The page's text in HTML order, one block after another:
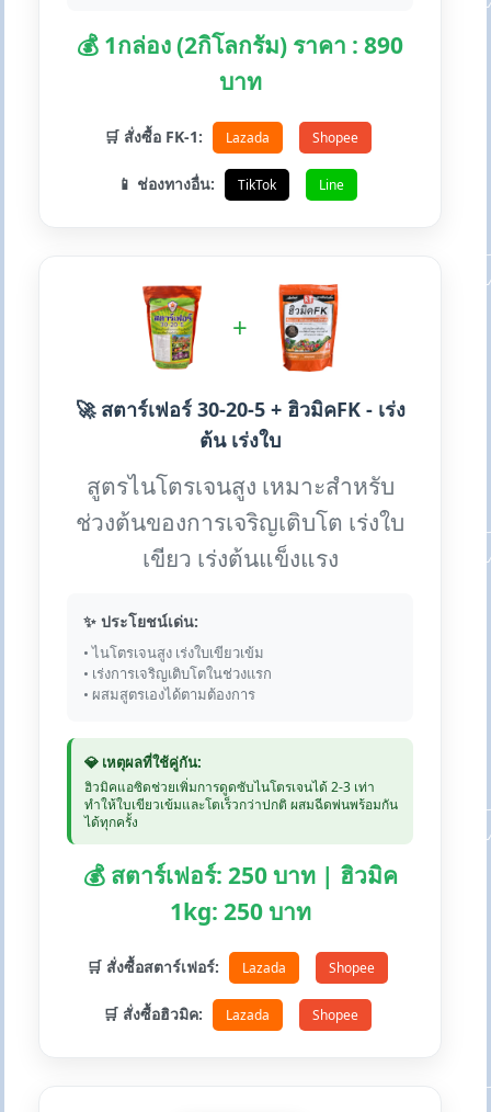
💰 1กล่อง (2กิโลกรัม) ราคา : 890
บาท
🛒 สั่งซื้อ FK-1: Lazada Shopee
📱 ช่องทางอื่น: TikTok Line
+
🚀 สตาร์เฟอร์ 30-20-5 + ฮิวมิคFK - เร่ง
ต้น เร่งใบ
สูตรไนโตรเจนสูง เหมาะสำหรับ
ช่วงต้นของการเจริญเติบโต เร่งใบ
เขียว เร่งต้นแข็งแรง
✨ ประโยชน์เด่น:
• ไนโตรเจนสูง เร่งใบเขียวเข้ม
• เร่งการเจริญเติบโตในช่วงแรก
• ผสมสูตรเองได้ตามต้องการ
💎 เหตุผลที่ใช้คู่กัน:
ฮิวมิคแอซิดช่วยเพิ่มการดูดซับไนโตรเจนได้ 2-3 เท่า
ทำให้ใบเขียวเข้มและโตเร็วกว่าปกติ ผสมฉีดพ่นพร้อมกัน
ได้ทุกครั้ง
💰 สตาร์เฟอร์: 250 บาท | ฮิวมิค
1kg: 250 บาท
🛒 สั่งซื้อสตาร์เฟอร์: Lazada Shopee
🛒 สั่งซื้อฮิวมิค: Lazada Shopee